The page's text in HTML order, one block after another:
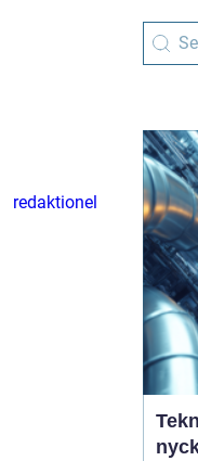
redaktionel